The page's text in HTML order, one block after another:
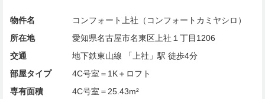
物件名
コンフォート上社（コンフォートカミヤシロ）
所在地
愛知県名古屋市名東区上社１丁目1206
交通
地下鉄東山線 「上社」駅 徒歩4分
部屋タイプ
4C号室＝1K＋ロフト
専有面積
4C号室＝25.43m²